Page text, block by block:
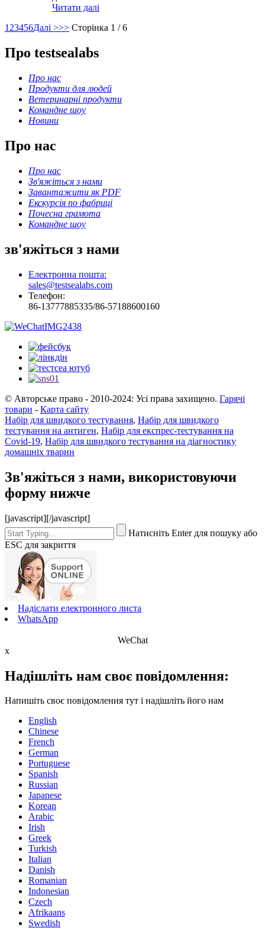
Читати далі
123456Далі >>> Сторінка 1 / 6
Про testsealabs
Про нас
Продукти для людей
Ветеринарні продукти
Командне шоу
Новини
Про нас
Про нас
Зв'яжіться з нами
Завантажити як PDF
Екскурсія по фабриці
Почесна грамота
Командне шоу
зв'яжіться з нами
Електронна пошта:
sales@testsealabs.com
Телефон:
86-13777885335/86-57188600160
© Авторське право - 2010-2024: Усі права захищено. Гарячі
товари - Карта сайту
Набір для швидкого тестування, Набір для швидкого
тестування на антиген, Набір для експрес-тестування на
Covid-19, Набір для швидкого тестування на діагностику
домашніх тварин
Зв'яжіться з нами, використовуючи
форму нижче
[javascript][/javascript]
Натисніть Enter для пошуку або
ESC для закриття
Надіслати електронного листа
WhatsApp
WeChat
x
Надішліть нам своє повідомлення:
Напишіть своє повідомлення тут і надішліть його нам
English
Chinese
French
German
Portuguese
Spanish
Russian
Japanese
Korean
Arabic
Irish
Greek
Turkish
Italian
Danish
Romanian
Indonesian
Czech
Afrikaans
Swedish